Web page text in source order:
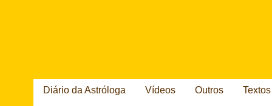
Diário da Astróloga Vídeos Outros